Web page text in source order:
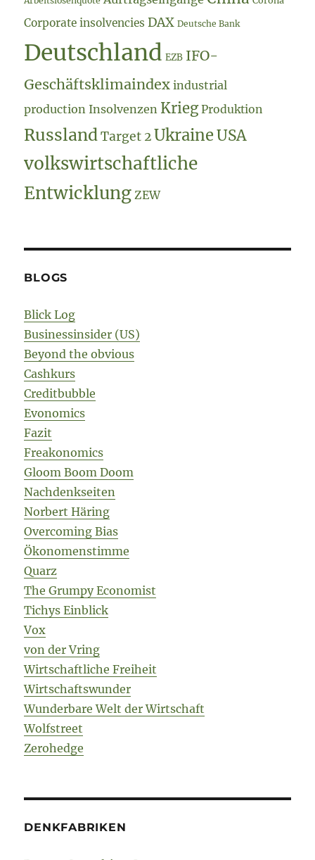
Corporate insolvencies DAX Deutsche Bank
Deutschland EZB IFO-
Geschäftsklimaindex industrial
production Insolvenzen Krieg Produktion
Russland Target 2 Ukraine USA
volkswirtschaftliche
Entwicklung ZEW
BLOGS
Blick Log
Businessinsider (US)
Beyond the obvious
Cashkurs
Creditbubble
Evonomics
Fazit
Freakonomics
Gloom Boom Doom
Nachdenkseiten
Norbert Häring
Overcoming Bias
Ökonomenstimme
Quarz
The Grumpy Economist
Tichys Einblick
Vox
von der Vring
Wirtschaftliche Freiheit
Wirtschaftswunder
Wunderbare Welt der Wirtschaft
Wolfstreet
Zerohedge
DENKFABRIKEN